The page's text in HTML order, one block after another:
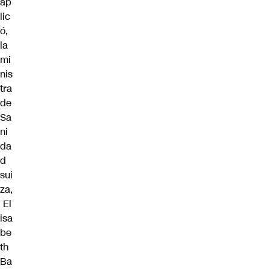
lic
ó,
la
mi
nis
tra
de
Sa
ni
da
d
sui
za,
El
isa
be
th
Ba